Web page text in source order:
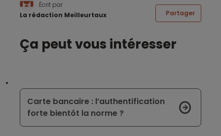
Écrit par
La rédaction Meilleurtaux
Partager
Ça peut vous intéresser
Carte bancaire : l’authentification
forte bientôt la norme ?